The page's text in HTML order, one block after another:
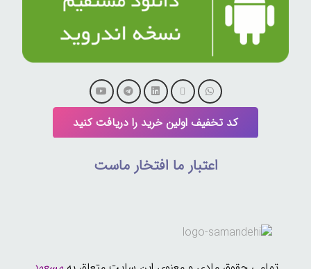
کد تخفیف اولین خرید را دریافت کنید
اعتبار ما افتخار ماست